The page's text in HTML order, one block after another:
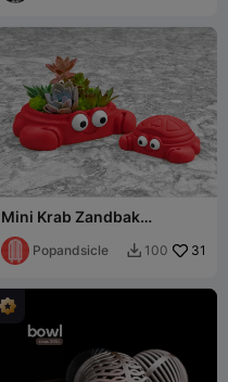
Mini Krab Zandbak
Schaaltje/Kom
Popandsicle  100 31